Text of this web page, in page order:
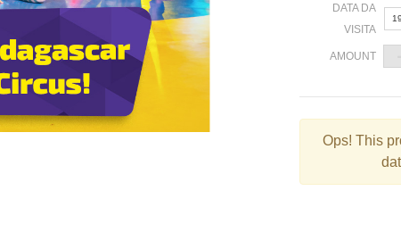
DATA DA
VISITA
2
9
AMOUNT
Ops! This